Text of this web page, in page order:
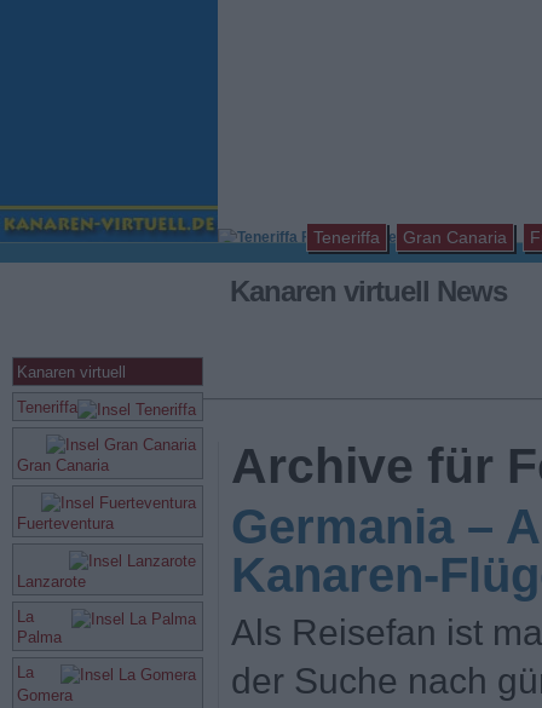
Teneriffa Gran Canaria
Kanaren virtuell News
Kanaren virtuell
Teneriffa
Gran Canaria
Fuerteventura
Lanzarote
La
Palma
La
Gomera
Archive für
Germania –
Kanaren-
Als Reisefan ist
der Suche nach